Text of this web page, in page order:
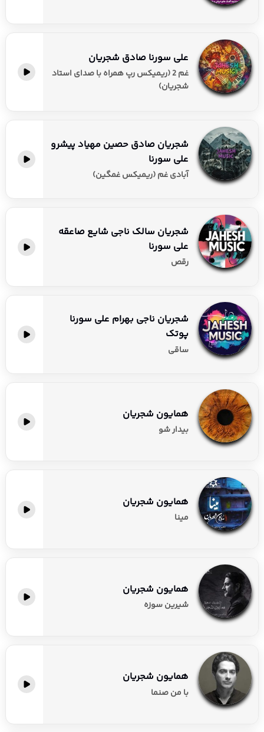
علی سورنا صادق شجریان
غم 2 (ریمیکس رپ همراه با صدای استاد
شجریان)
شجریان صادق حصین مهیاد پیشرو
علی سورنا
آبادی غم (ریمیکس غمگین)
شجریان سالک ناجی شایع صاعقه
علی سورنا
رقص
شجریان ناجی بهرام علی سورنا
پوتک
ساقی
همایون شجریان
بیدار شو
همایون شجریان
مینا
همایون شجریان
شیرین سوزه
همایون شجریان
با من صنما